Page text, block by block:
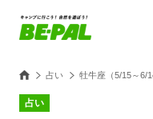
占い 牡牛座（5/15～6/
占い